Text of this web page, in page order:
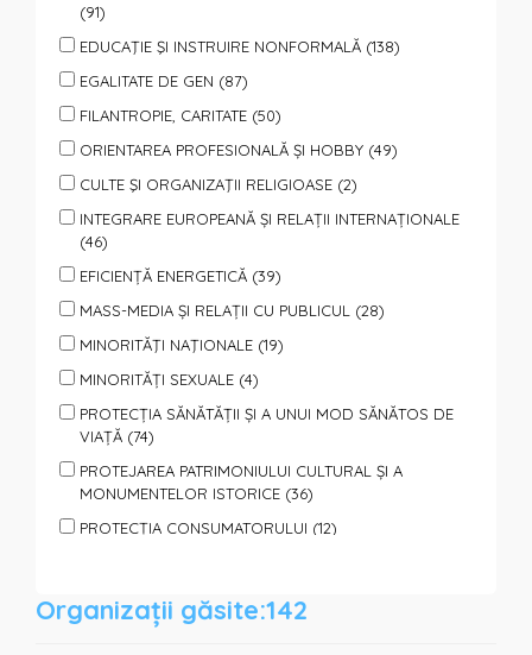
(91)
EDUCAŢIE ŞI INSTRUIRE NONFORMALĂ (138)
EGALITATE DE GEN (87)
FILANTROPIE, CARITATE (50)
ORIENTAREA PROFESIONALĂ ȘI HOBBY (49)
CULTE ŞI ORGANIZAŢII RELIGIOASE (2)
INTEGRARE EUROPEANĂ ȘI RELAȚII INTERNAȚIONALE
(46)
EFICIENȚĂ ENERGETICĂ (39)
MASS-MEDIA ȘI RELAȚII CU PUBLICUL (28)
MINORITĂŢI NAŢIONALE (19)
MINORITĂȚI SEXUALE (4)
PROTECȚIA SĂNĂTĂȚII ȘI A UNUI MOD SĂNĂTOS DE
VIAȚĂ (74)
PROTEJAREA PATRIMONIULUI CULTURAL ȘI A
MONUMENTELOR ISTORICE (36)
PROTECȚIA CONSUMATORULUI (12)
PROTECȚIA PERSOANELOR SUPUSE VIOLENȚEI (40)
SPORT, TURISM, ODIHNĂ ŞI AGREMENT (65)
Organizații găsite:142